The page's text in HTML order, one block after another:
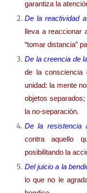
garantiza la
De la reactividad
lleva a reaccionar
“tomar distancia”
De la creencia de
de la consciencia
unidad: la mente
objetos
la no-separación.
De la resistencia
contra aquello
posibilitando la
Del juicio a la
lo que no le